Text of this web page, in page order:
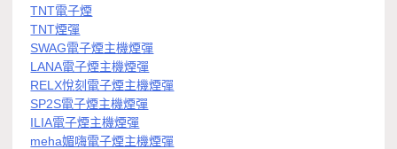
TNT電子煙
TNT煙彈
SWAG電子煙主機煙彈
LANA電子煙主機煙彈
RELX悅刻電子煙主機煙彈
SP2S電子煙主機煙彈
ILIA電子煙主機煙彈
meha媚嗨電子煙主機煙彈